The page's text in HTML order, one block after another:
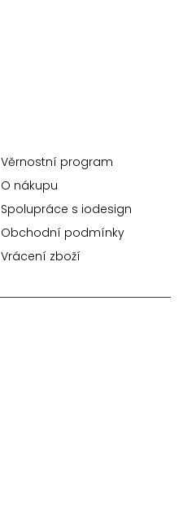
Věrnostní program
O nákupu
Spolupráce s iodesign
Obchodní podmínky
Vrácení zboží